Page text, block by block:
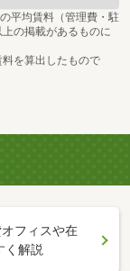
平均賃料（管理費・駐
の掲載があるものに
を算出したもので
フィスや在
く解説